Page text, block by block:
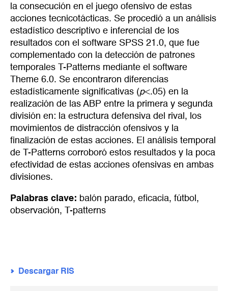
la consecución en el juego ofensivo de estas
acciones tecnicotácticas. Se procedió a un análisis
estadístico descriptivo e inferencial de los
resultados con el software SPSS 21.0, que fue
complementado con la detección de patrones
temporales T-Patterns mediante el software
Theme 6.0. Se encontraron diferencias
estadísticamente significativas (p<.05) en la
realización de las ABP entre la primera y segunda
división en: la estructura defensiva del rival, los
movimientos de distracción ofensivos y la
finalización de estas acciones. El análisis temporal
de T-Patterns corroboró estos resultados y la poca
efectividad de estas acciones ofensivas en ambas
divisiones.
Palabras clave: balón parado, eficacia, fútbol ,
observación, T-patterns
Descargar RIS